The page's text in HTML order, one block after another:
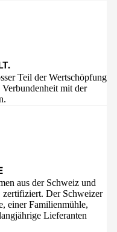
Teil der Wertschöpfung
mit der
aus der Schweiz und
zertifiziert. Der Schweizer
einer Familienmühle,
Lieferanten